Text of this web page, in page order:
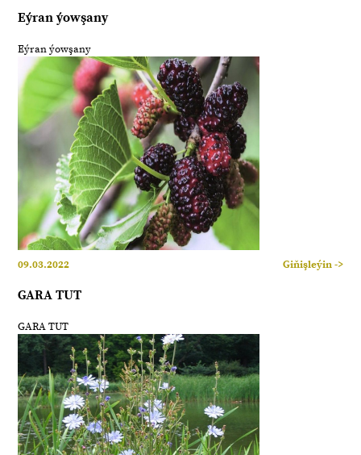
Eýran ýowşany
Eýran ýowşany
09.03.2022 Giňişleýin ->
GARA TUT
GARA TUT